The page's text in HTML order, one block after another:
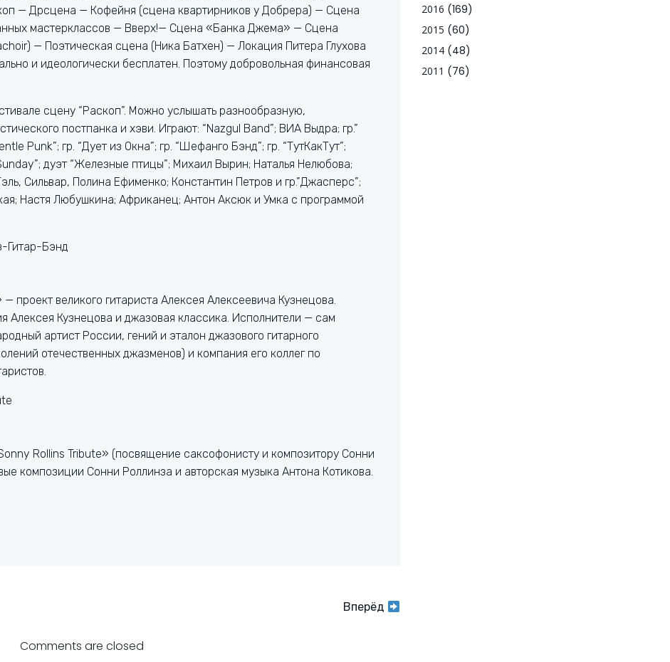
— Дрсцена — Кофейня (сцена квартирников у Добрера) — Сцена
мастерклассов — Вверх!— Сцена «Банка Джема» — Сцена
— Поэтическая сцена (Ника Батхен) — Локация Питера Глухова
и идеологически бесплатен. Поэтому добровольная финансовая
сцену “Раскоп”. Можно услышать разнообразную,
постпанка и хэви. Играют: “Nazgul Band”; ВИА Выдра; гр.”
Punk”; гр. “Дует из Окна”; гр. “Шефанго Бэнд”; гр. “ТутКакТут”;
дуэт “Железные птицы”; Михаил Вырин; Наталья Нелюбова;
Сильвар, Полина Ефименко; Константин Петров и гр.”Джасперс”;
Настя Любушкина; Африканец; Антон Аксюк и Умка с программой
Гитар-Бэнд
проект великого гитариста Алексея Алексеевича Кузнецова.
Алексея Кузнецова и джазовая классика. Исполнители — сам
артист России, гений и эталон джазового гитарного
отечественных джазменов) и компания его коллег по
Rollins Tribute» (посвящение саксофонисту и композитору Сонни
композиции Сонни Роллинза и авторская музыка Антона Котикова.
по
Вперёд
Comments are closed
2016 (169)
2015 (60)
2014 (48)
2011 (76)